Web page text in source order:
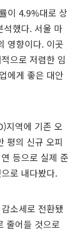
이 4.9%대로 상
석했다. 서울 마
영향이다. 이곳
으로 저렴한 임
에게 좋은 대안
지역에 기존 오
평의 신규 오피
등으로 실제 준
로 내다봤다.
소세로 전환됐
줄어들 것으로